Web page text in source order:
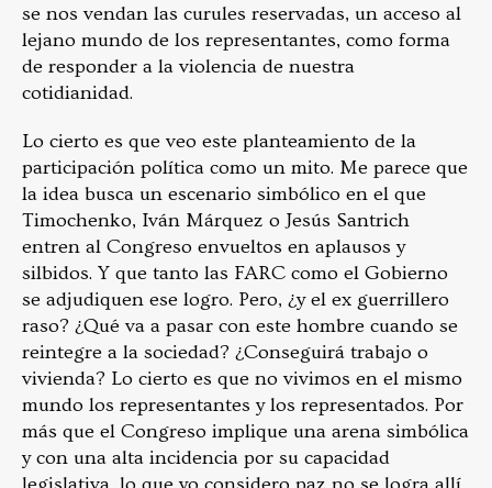
se nos vendan las curules reservadas, un acceso al
lejano mundo de los representantes, como forma
de responder a la violencia de nuestra
cotidianidad.
Lo cierto es que veo este planteamiento de la
participación política como un mito. Me parece que
la idea busca un escenario simbólico en el que
Timochenko, Iván Márquez o Jesús Santrich
entren al Congreso envueltos en aplausos y
silbidos. Y que tanto las FARC como el Gobierno
se adjudiquen ese logro. Pero, ¿y el ex guerrillero
raso? ¿Qué va a pasar con este hombre cuando se
reintegre a la sociedad? ¿Conseguirá trabajo o
vivienda? Lo cierto es que no vivimos en el mismo
mundo los representantes y los representados. Por
más que el Congreso implique una arena simbólica
y con una alta incidencia por su capacidad